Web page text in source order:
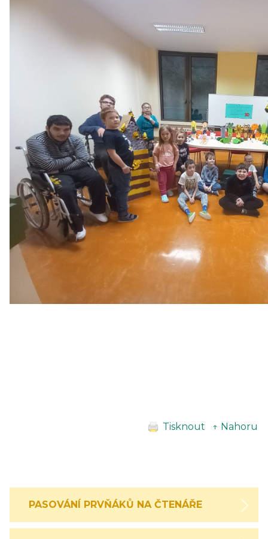
Tisknout ↑ Nahoru
PASOVÁNÍ PRVŇÁKŮ NA ČTENÁŘE